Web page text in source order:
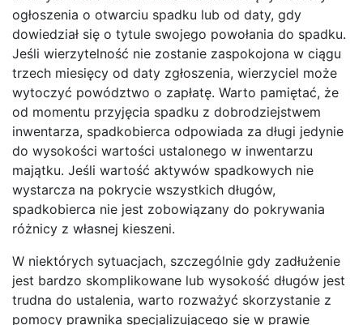
ogłoszenia o otwarciu spadku lub od daty, gdy
dowiedział się o tytule swojego powołania do spadku.
Jeśli wierzytelność nie zostanie zaspokojona w ciągu
trzech miesięcy od daty zgłoszenia, wierzyciel może
wytoczyć powództwo o zapłatę. Warto pamiętać, że
od momentu przyjęcia spadku z dobrodziejstwem
inwentarza, spadkobierca odpowiada za długi jedynie
do wysokości wartości ustalonego w inwentarzu
majątku. Jeśli wartość aktywów spadkowych nie
wystarcza na pokrycie wszystkich długów,
spadkobierca nie jest zobowiązany do pokrywania
różnicy z własnej kieszeni.
W niektórych sytuacjach, szczególnie gdy zadłużenie
jest bardzo skomplikowane lub wysokość długów jest
trudna do ustalenia, warto rozważyć skorzystanie z
pomocy prawnika specjalizującego się w prawie